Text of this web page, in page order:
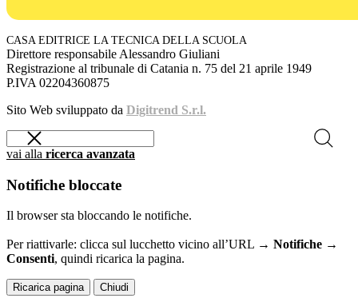
CASA EDITRICE LA TECNICA DELLA SCUOLA
Direttore responsabile Alessandro Giuliani
Registrazione al tribunale di Catania n. 75 del 21 aprile 1949
P.IVA 02204360875
Sito Web sviluppato da Digitrend S.r.l.
vai alla ricerca avanzata
Notifiche bloccate
Il browser sta bloccando le notifiche.
Per riattivarle: clicca sul lucchetto vicino all’URL → Notifiche →
Consenti, quindi ricarica la pagina.
Ricarica pagina Chiudi